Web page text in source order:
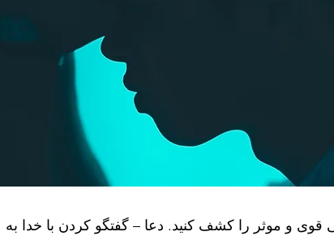
و موثر را کشف کنید. دعا – گفتگو کردن با خدا به